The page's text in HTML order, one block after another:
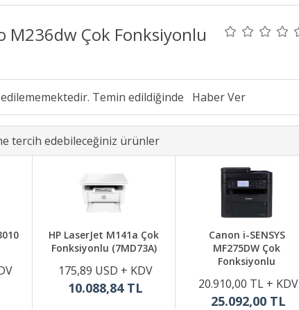
M236dw Çok Fonksiyonlu
Temin edildiğinde
tercih edebileceğiniz ürünler
HP LaserJet M141a Çok
Fonksiyonlu (7MD73A)
175,89 USD + KDV
10.088,84 TL
Canon i-SENSYS
MF275DW Çok
Fonksiyonlu
20.910,00 TL + KDV
25.092,00 TL